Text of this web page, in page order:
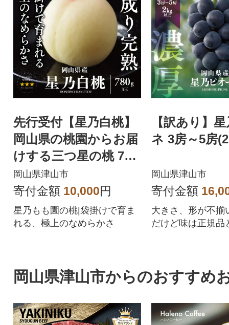
先行受付【星乃白桃】
岡山県の桃園からお届
けする三つ星の桃 780
g (3玉)
岡山県津山市
寄付金額 10,000円
星乃もも園の桃|袋掛けで育ま
れる、極上のなめらかさ
【訳あり】
ネ 3房～5房
岡山県津山市
寄付金額
大きさ、形が不揃
だけど味は正規品
岡山県津山市からのおすすめ